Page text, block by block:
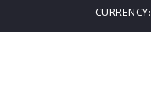
CURRENCY: